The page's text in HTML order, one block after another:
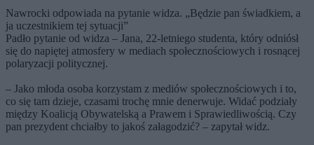
Nawrocki odpowiada na pytanie widza. „Będzie pan świadkiem, a
ja uczestnikiem tej sytuacji”
Padło pytanie od widza – Jana, 22-letniego studenta, który odniósł
się do napiętej atmosfery w mediach społecznościowych i rosnącej
polaryzacji politycznej.
– Jako młoda osoba korzystam z mediów społecznościowych i to,
co się tam dzieje, czasami trochę mnie denerwuje. Widać podziały
między Koalicją Obywatelską a Prawem i Sprawiedliwością. Czy
pan prezydent chciałby to jakoś załagodzić? – zapytał widz.